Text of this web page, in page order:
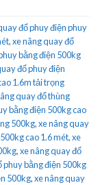
đổ phuy điện phuy
,xe nâng quay đổ
bằng điện 500kg
đổ phuy điện
1.6m tải trọng
quay đổ thùng
bằng điện 500kg cao
500kg,xe nâng quay
cao 1.6 mét,xe
,xe nâng quay đổ
phuy bằng điện 500kg
500kg,xe nâng quay